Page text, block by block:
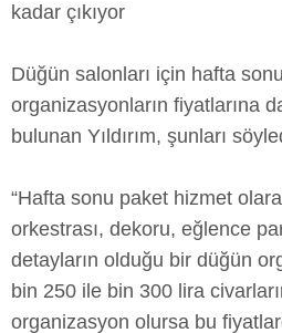
kadar çıkıyor
Düğün salonları için hafta
organizasyonların fiyatlarına
bulunan Yıldırım, şunları
“Hafta sonu paket hizmet
orkestrası, dekoru, eğlence
detayların olduğu bir düğün
bin 250 ile bin 300 lira
organizasyon olursa bu